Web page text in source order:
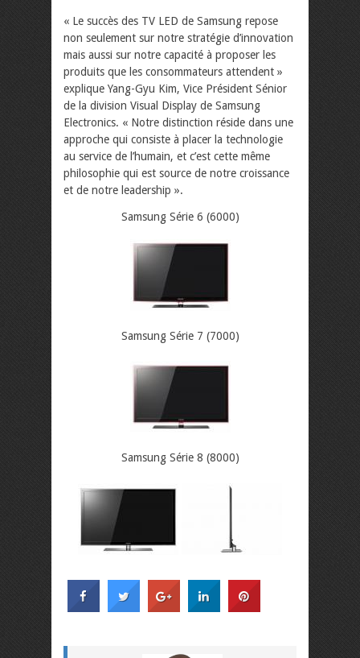
« Le succès des TV LED de Samsung repose
non seulement sur notre stratégie d’innovation
mais aussi sur notre capacité à proposer les
produits que les consommateurs attendent »
explique Yang-Gyu Kim, Vice Président Sénior
de la division Visual Display de Samsung
Electronics. « Notre distinction réside dans une
approche qui consiste à placer la technologie
au service de l’humain, et c’est cette même
philosophie qui est source de notre croissance
et de notre leadership ».
Samsung Série 6 (6000)
Samsung Série 7 (7000)
Samsung Série 8 (8000)